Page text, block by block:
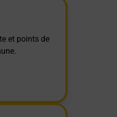
et points de